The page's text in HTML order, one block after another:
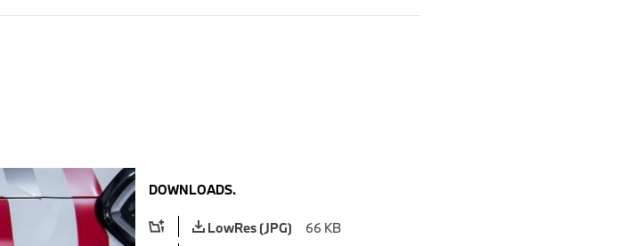
DOWNLOADS.
LowRes (JPG)
66 KB